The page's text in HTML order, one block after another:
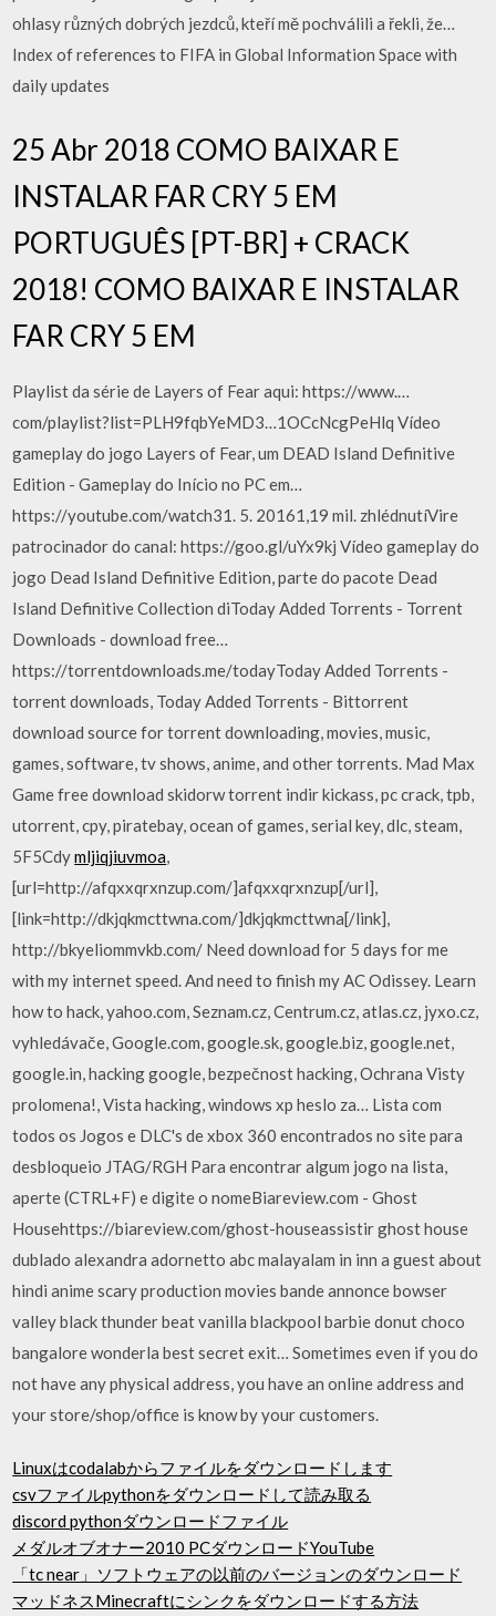
ohlasy různých dobrých jezdců, kteří mě pochválili a řekli, že…
Index of references to FIFA in Global Information Space with
daily updates
25 Abr 2018 COMO BAIXAR E
INSTALAR FAR CRY 5 EM
PORTUGUÊS [PT-BR] + CRACK
2018! COMO BAIXAR E INSTALAR
FAR CRY 5 EM
Playlist da série de Layers of Fear aqui: https://www.…
com/playlist?list=PLH9fqbYeMD3…1OCcNcgPeHlq Vídeo
gameplay do jogo Layers of Fear, um DEAD Island Definitive
Edition - Gameplay do Início no PC em…
https://youtube.com/watch31. 5. 20161,19 mil. zhlédnutíVire
patrocinador do canal: https://goo.gl/uYx9kj Vídeo gameplay do
jogo Dead Island Definitive Edition, parte do pacote Dead
Island Definitive Collection diToday Added Torrents - Torrent
Downloads - download free…
https://torrentdownloads.me/todayToday Added Torrents -
torrent downloads, Today Added Torrents - Bittorrent
download source for torrent downloading, movies, music,
games, software, tv shows, anime, and other torrents. Mad Max
Game free download skidorw torrent indir kickass, pc crack, tpb,
utorrent, cpy, piratebay, ocean of games, serial key, dlc, steam,
5F5Cdymljiqjiuvmoa
[url=http://afqxxqrxnzup.com/]afqxxqrxnzup[/url],
[link=http://dkjqkmcttwna.com/]dkjqkmcttwna[/link],
http://bkyeliommvkb.com/ Need download for 5 days for me
with my internet speed. And need to finish my AC Odissey. Learn
how to hack, yahoo.com, Seznam.cz, Centrum.cz, atlas.cz, jyxo.cz,
vyhledávače, Google.com, google.sk, google.biz, google.net,
google.in, hacking google, bezpečnost hacking, Ochrana Visty
prolomena!, Vista hacking, windows xp heslo za… Lista com
todos os Jogos e DLC's de xbox 360 encontrados no site para
desbloqueio JTAG/RGH Para encontrar algum jogo na lista,
aperte (CTRL+F) e digite o nomeBiareview.com - Ghost
Househttps://biareview.com/ghost-houseassistir ghost house
dublado alexandra adornetto abc malayalam in inn a guest about
hindi anime scary production movies bande annonce bowser
valley black thunder beat vanilla blackpool barbie donut choco
bangalore wonderla best secret exit… Sometimes even if you do
not have any physical address, you have an online address and
your store/shop/office is know by your customers.
Linuxはcodalabからファイルをダウンロードします
csvファイルpythonをダウンロードして読み取る
discord pythonダウンロードファイル
メダルオブオナー2010 PCダウンロードYouTube
「tc near」ソフトウェアの以前のバージョンのダウンロード
マッドネスMinecraftにシンクをダウンロードする方法